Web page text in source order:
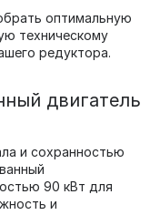
оптимальную
техническому
редуктора.
двигатель
и сохранностью
90 кВт для
и